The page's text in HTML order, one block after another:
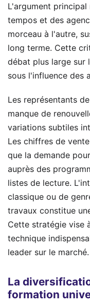
L'argument
tempos et des
morceau à l'autre,
long terme. Cette
débat plus large sur
sous l'influence des
Les représentants
manque de
variations subtiles
Les chiffres de
que la demande
auprès des
listes de lecture.
classique ou de
travaux constitue
Cette stratégie vise
technique
leader sur le marché.
La
formation